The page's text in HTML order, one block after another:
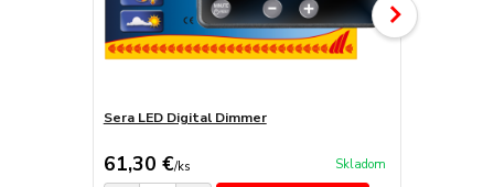
Sera LED Digital Dimmer
61,30 €/ks Skladom